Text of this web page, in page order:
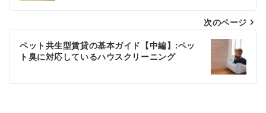
ナ
ビ
ゲ
次のページ
ペット共生型賃貸の基本ガイド【中編】:ペッ
ト臭に対応しているハウスクリーニング